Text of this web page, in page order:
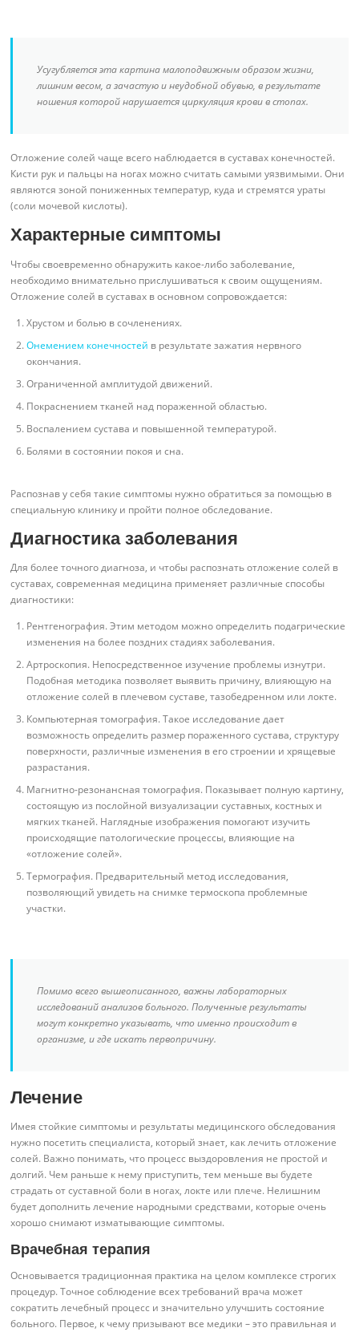
Усугубляется эта картина малоподвижным образом жизни,
лишним весом, а зачастую и неудобной обувью, в результате
ношения которой нарушается циркуляция крови в стопах.
Отложение солей чаще всего наблюдается в суставах конечностей.
Кисти рук и пальцы на ногах можно считать самыми уязвимыми. Они
являются зоной пониженных температур, куда и стремятся ураты
(соли мочевой кислоты).
Характерные симптомы
Чтобы своевременно обнаружить какое-либо заболевание,
необходимо внимательно прислушиваться к своим ощущениям.
Отложение солей в суставах в основном сопровождается:
Хрустом и болью в сочленениях.
Онемением конечностей в результате зажатия нервного
окончания.
Ограниченной амплитудой движений.
Покраснением тканей над пораженной областью.
Воспалением сустава и повышенной температурой.
Болями в состоянии покоя и сна.
Распознав у себя такие симптомы нужно обратиться за помощью в
специальную клинику и пройти полное обследование.
Диагностика заболевания
Для более точного диагноза, и чтобы распознать отложение солей в
суставах, современная медицина применяет различные способы
диагностики:
Рентгенография. Этим методом можно определить подагрические
изменения на более поздних стадиях заболевания.
Артроскопия. Непосредственное изучение проблемы изнутри.
Подобная методика позволяет выявить причину, влияющую на
отложение солей в плечевом суставе, тазобедренном или локте.
Компьютерная томография. Такое исследование дает
возможность определить размер пораженного сустава, структуру
поверхности, различные изменения в его строении и хрящевые
разрастания.
Магнитно-резонансная томография. Показывает полную картину,
состоящую из послойной визуализации суставных, костных и
мягких тканей. Наглядные изображения помогают изучить
происходящие патологические процессы, влияющие на
«отложение солей».
Термография. Предварительный метод исследования,
позволяющий увидеть на снимке термоскопа проблемные
участки.
Помимо всего вышеописанного, важны лабораторных
исследований анализов больного. Полученные результаты
могут конкретно указывать, что именно происходит в
организме, и где искать первопричину.
Лечение
Имея стойкие симптомы и результаты медицинского обследования
нужно посетить специалиста, который знает, как лечить отложение
солей. Важно понимать, что процесс выздоровления не простой и
долгий. Чем раньше к нему приступить, тем меньше вы будете
страдать от суставной боли в ногах, локте или плече. Нелишним
будет дополнить лечение народными средствами, которые очень
хорошо снимают изматывающие симптомы.
Врачебная терапия
Основывается традиционная практика на целом комплексе строгих
процедур. Точное соблюдение всех требований врача может
сократить лечебный процесс и значительно улучшить состояние
больного. Первое, к чему призывают все медики – это правильная и